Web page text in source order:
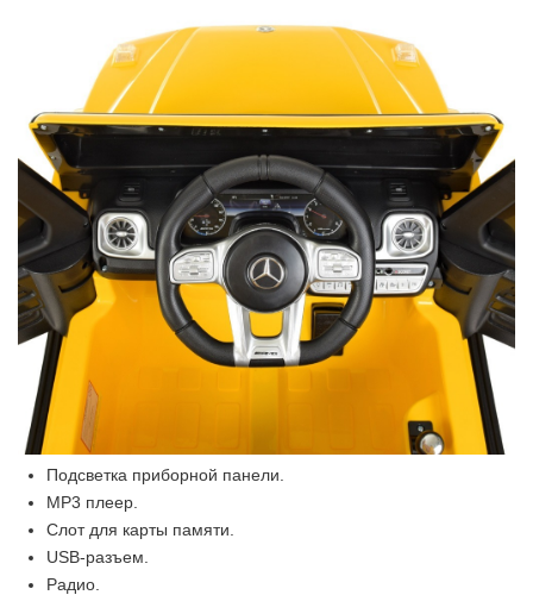
Подсветка приборной панели.
MP3 плеер.
Слот для карты памяти.
USB-разъем.
Радио.